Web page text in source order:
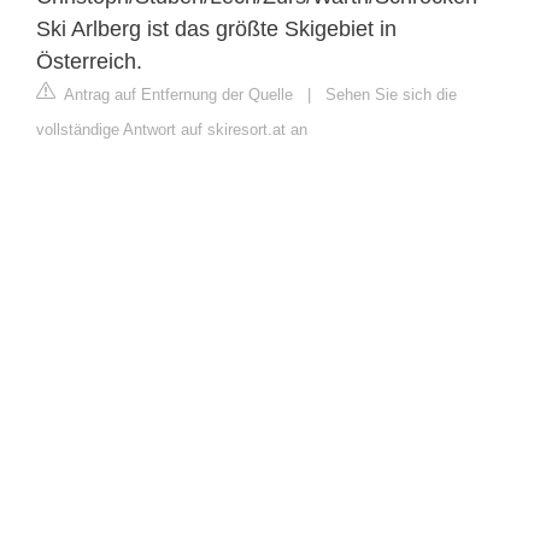
Ski Arlberg ist das größte Skigebiet in
Österreich.
Antrag auf Entfernung der Quelle | Sehen Sie sich die
vollständige Antwort auf skiresort.at an